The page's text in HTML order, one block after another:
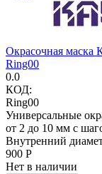
Окрасочная маска
Ring00
0.0
КОД:
Ring00
Универсальные
от 2 до 10 мм с
Внутренний
‍900‍ Р
Нет в наличии